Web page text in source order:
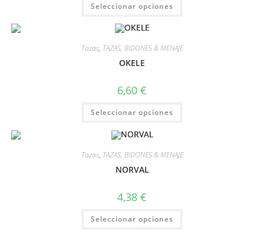
Seleccionar opciones
Tazas, TAZAS, BIDONES & MENAJE
OKELE
6,60 €
Seleccionar opciones
Tazas, TAZAS, BIDONES & MENAJE
NORVAL
4,38 €
Seleccionar opciones